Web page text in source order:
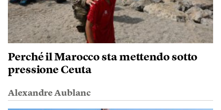
Perché il Marocco sta mettendo sotto
pressione Ceuta
Alexandre Aublanc